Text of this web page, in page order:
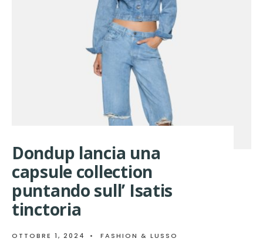
RABANNE
L’ICONICA
ARTISAN
EDITION”
Dondup lancia una
capsule collection
puntando sull’ Isatis
tinctoria
OTTOBRE 1, 2024 • FASHION & LUSSO